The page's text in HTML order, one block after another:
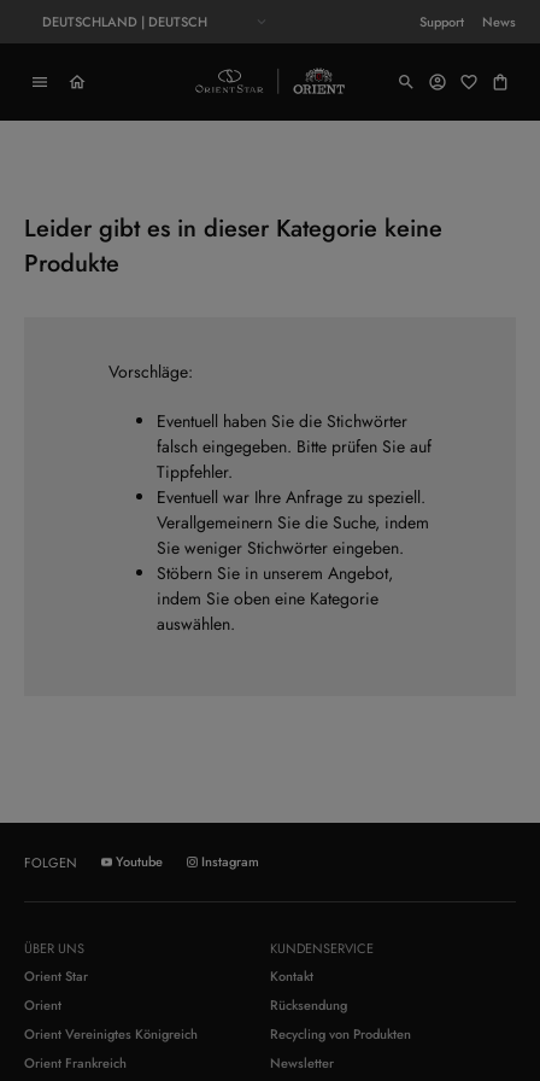
DEUTSCHLAND | DEUTSCH Support News
Leider gibt es in dieser Kategorie keine
Produkte
Vorschläge:
Eventuell haben Sie die Stichwörter
falsch eingegeben. Bitte prüfen Sie auf
Tippfehler.
Eventuell war Ihre Anfrage zu speziell.
Verallgemeinern Sie die Suche, indem
Sie weniger Stichwörter eingeben.
Stöbern Sie in unserem Angebot,
indem Sie oben eine Kategorie
auswählen.
FOLGEN Youtube Instagram
ÜBER UNS
Orient Star
Orient
Orient Vereinigtes Königreich
Orient Frankreich
KUNDENSERVICE
Kontakt
Rücksendung
Recycling von Produkten
Newsletter